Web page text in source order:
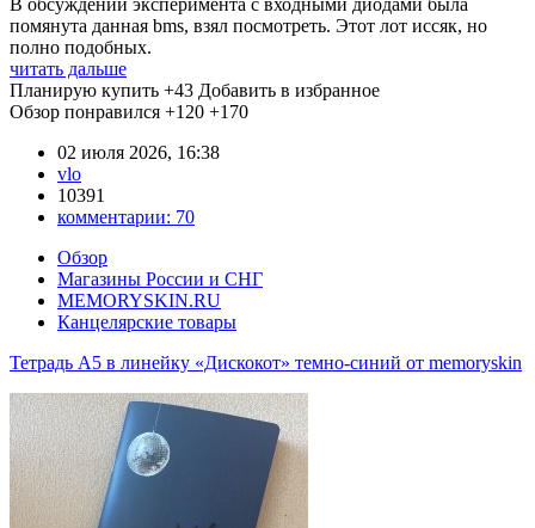
помянута данная bms, взял посмотреть. Этот лот иссяк, но
полно подобных.
читать дальше
Планирую купить +43 Добавить в избранное
Обзор понравился +120 +170
02 июля 2026, 16:38
vlo
10391
комментарии: 70
Обзор
Магазины России и СНГ
MEMORYSKIN.RU
Канцелярские товары
Тетрадь А5 в линейку «Дискокот» темно-синий от memoryskin